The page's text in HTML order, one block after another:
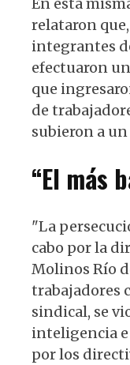
relataron que,
integrantes
efectuaron
que
de
subieron a
“El más
"La
cabo por la
Molinos Río
trabajadores
sindical, se
inteligencia
por los